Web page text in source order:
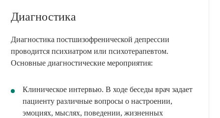
Диагностика
Диагностика постшизофренической депрессии
проводится психиатром или психотерапевтом.
Основные диагностические мероприятия:
Клиническое интервью. В ходе беседы врач задает
пациенту различные вопросы о настроении,
эмоциях, мыслях, поведении, жизненных